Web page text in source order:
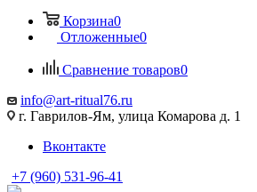
Корзина0
Отложенные0
Сравнение товаров0
info@art-ritual76.ru
г. Гаврилов-Ям, улица Комарова д. 1
Вконтакте
+7 (960) 531-96-41